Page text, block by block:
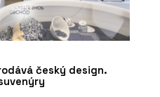
český design.